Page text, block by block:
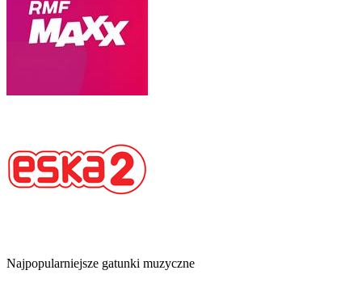
Najpopularniejsze gatunki muzyczne